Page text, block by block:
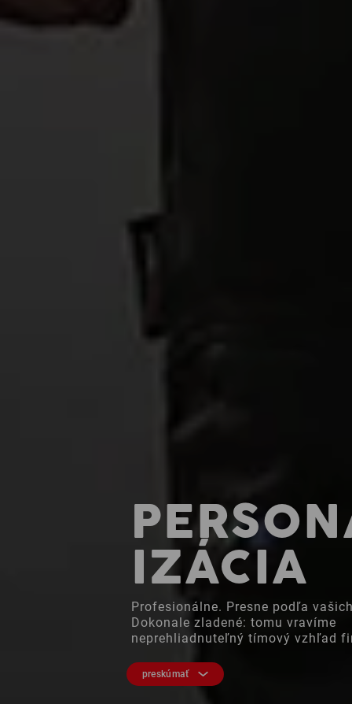
IZÁCIA
Profesionálne. Presne podľa
Dokonale zladené: tomu vravíme
neprehliadnuteľný tímový vzhľad
preskúmať